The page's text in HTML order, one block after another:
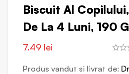
Biscuit Al
De La 4 Luni, 190
7.49 lei
Produs vandut si livrat de: